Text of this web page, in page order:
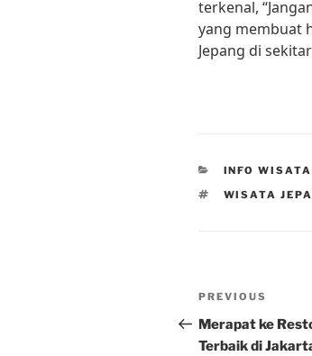
terkenal,
yang membuat
Jepang di
CATEGORIES
INFO WISATA
TAGS
WISATA
Post
Previous
Post
PREVIOUS
Merapat ke
Terbaik di